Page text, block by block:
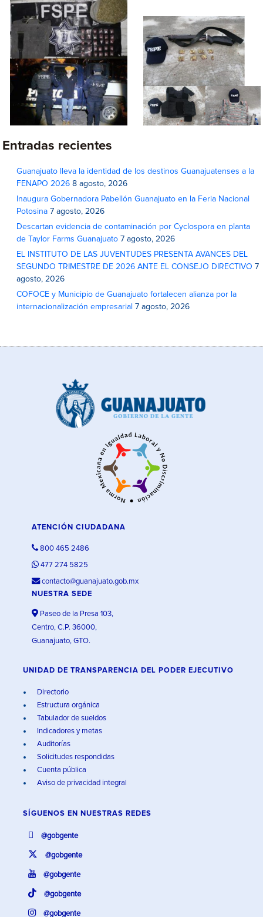
Entradas recientes
Guanajuato lleva la identidad de los destinos Guanajuatenses a la
FENAPO 2026 8 agosto, 2026
Inaugura Gobernadora Pabellón Guanajuato en la Feria Nacional
Potosina 7 agosto, 2026
Descartan evidencia de contaminación por Cyclospora en planta
de Taylor Farms Guanajuato 7 agosto, 2026
EL INSTITUTO DE LAS JUVENTUDES PRESENTA AVANCES DEL
SEGUNDO TRIMESTRE DE 2026 ANTE EL CONSEJO DIRECTIVO 7
agosto, 2026
COFOCE y Municipio de Guanajuato fortalecen alianza por la
internacionalización empresarial 7 agosto, 2026
ATENCIÓN CIUDADANA
800 465 2486
477 274 5825
contacto@guanajuato.gob.mx
NUESTRA SEDE
Paseo de la Presa 103,
Centro, C.P. 36000,
Guanajuato, GTO.
UNIDAD DE TRANSPARENCIA DEL PODER EJECUTIVO
Directorio
Estructura orgánica
Tabulador de sueldos
Indicadores y metas
Auditorías
Solicitudes respondidas
Cuenta pública
Aviso de privacidad integral
SÍGUENOS EN NUESTRAS REDES
@gobgente
@gobgente
@gobgente
@gobgente
@gobgente